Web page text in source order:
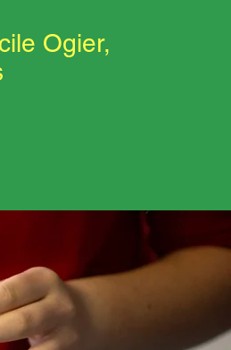
Ogier,